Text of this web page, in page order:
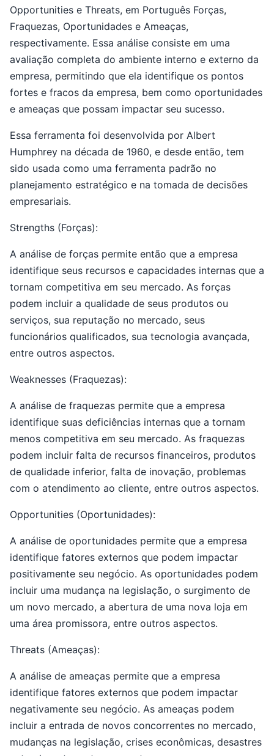
Opportunities e Threats, em Português Forças,
Fraquezas, Oportunidades e Ameaças,
respectivamente. Essa análise consiste em uma
avaliação completa do ambiente interno e externo da
empresa, permitindo que ela identifique os pontos
fortes e fracos da empresa, bem como oportunidades
e ameaças que possam impactar seu sucesso.
Essa ferramenta foi desenvolvida por Albert
Humphrey na década de 1960, e desde então, tem
sido usada como uma ferramenta padrão no
planejamento estratégico e na tomada de decisões
empresariais.
Strengths (Forças):
A análise de forças permite então que a empresa
identifique seus recursos e capacidades internas que a
tornam competitiva em seu mercado. As forças
podem incluir a qualidade de seus produtos ou
serviços, sua reputação no mercado, seus
funcionários qualificados, sua tecnologia avançada,
entre outros aspectos.
Weaknesses (Fraquezas):
A análise de fraquezas permite que a empresa
identifique suas deficiências internas que a tornam
menos competitiva em seu mercado. As fraquezas
podem incluir falta de recursos financeiros, produtos
de qualidade inferior, falta de inovação, problemas
com o atendimento ao cliente, entre outros aspectos.
Opportunities (Oportunidades):
A análise de oportunidades permite que a empresa
identifique fatores externos que podem impactar
positivamente seu negócio. As oportunidades podem
incluir uma mudança na legislação, o surgimento de
um novo mercado, a abertura de uma nova loja em
uma área promissora, entre outros aspectos.
Threats (Ameaças):
A análise de ameaças permite que a empresa
identifique fatores externos que podem impactar
negativamente seu negócio. As ameaças podem
incluir a entrada de novos concorrentes no mercado,
mudanças na legislação, crises econômicas, desastres